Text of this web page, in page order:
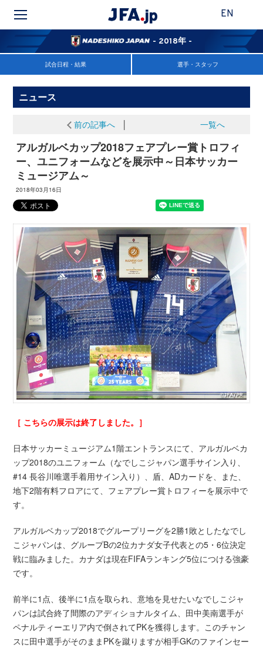
EN
- 2018年 -
試合日程・結果 選手・スタッフ
ニュース
前の記事へ│ 一覧へ
アルガルベカップ2018フェアプレー賞トロフィ
ー、ユニフォームなどを展示中～日本サッカー
ミュージアム～
2018年03月16日
［ こちらの展示は終了しました。］
日本サッカーミュージアム1階エントランスにて、アルガルベカ
ップ2018のユニフォーム（なでしこジャパン選手サイン入り、
#14 長谷川唯選手着用サイン入り）、盾、ADカードを、また、
地下2階有料フロアにて、フェアプレー賞トロフィーを展示中で
す。
アルガルベカップ2018でグループリーグを2勝1敗としたなでし
こジャパンは、グループBの2位カナダ女子代表との5・6位決定
戦に臨みました。カナダは現在FIFAランキング5位につける強豪
です。
前半に1点、後半に1点を取られ、意地を見せたいなでしこジャ
パンは試合終了間際のアディショナルタイム、田中美南選手が
ペナルティーエリア内で倒されてPKを獲得します。このチャン
スに田中選手がそのままPKを蹴りますが相手GKのファインセー